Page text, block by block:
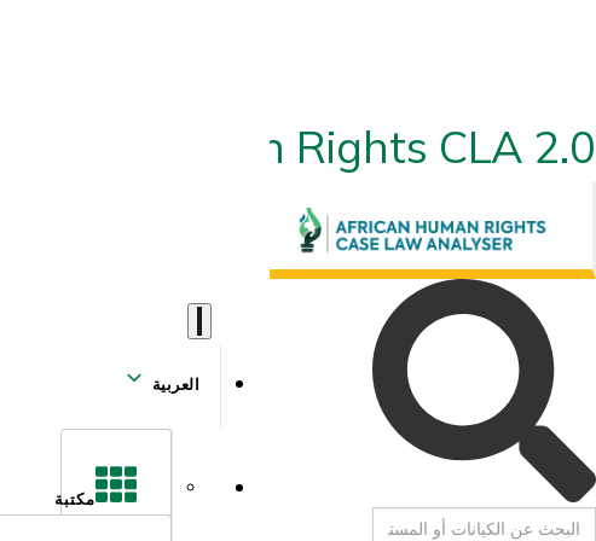
African Human Rights CLA 2.0
العربية
مكتبة